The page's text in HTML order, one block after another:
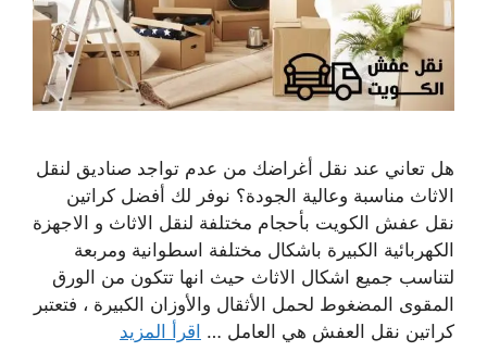
هل تعاني عند نقل أغراضك من عدم تواجد صناديق لنقل
الاثاث مناسبة وعالية الجودة؟ نوفر لك أفضل كراتين
نقل عفش الكويت بأحجام مختلفة لنقل الاثاث و الاجهزة
الكهربائية الكبيرة باشكال مختلفة اسطوانية ومربعة
لتناسب جميع اشكال الاثاث حيث انها تتكون من الورق
المقوى المضغوط لحمل الأثقال والأوزان الكبيرة ، فتعتبر
كراتين نقل العفش هي العامل … اقرأ المزيد